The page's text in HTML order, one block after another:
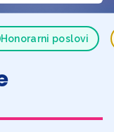
Honorarni poslovi